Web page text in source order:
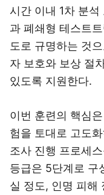
시간 이내 1차 분
과 폐쇄형 테스트
도로 규명하는 것
자 보호와 보상 절
있도록 지원한다.
이번 훈련의 핵심
험을 토대로 고도
조사 진행 프로세
등급은 5단계로 구
실 정도, 인명 피해